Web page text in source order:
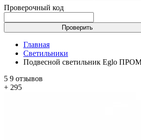
Проверочный код
Проверить
Главная
Светильники
Подвесной светильник Eglo
5 9 отзывов
+ 295